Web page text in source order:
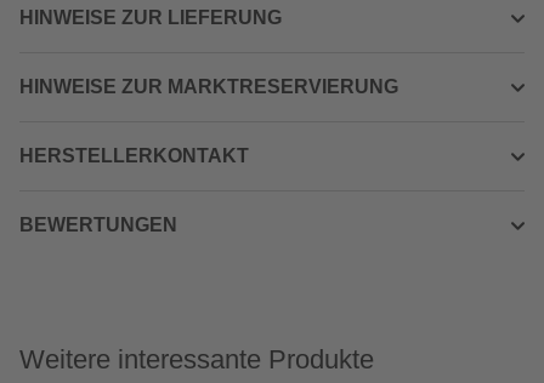
HINWEISE ZUR LIEFERUNG
HINWEISE ZUR MARKTRESERVIERUNG
HERSTELLERKONTAKT
BEWERTUNGEN
Weitere interessante Produkte